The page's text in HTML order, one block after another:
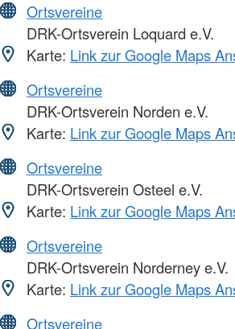
Ortsvereine
DRK-Ortsverein Loquard e.V.
Karte: Link zur Google Maps
Ortsvereine
DRK-Ortsverein Norden e.V.
Karte: Link zur Google Maps
Ortsvereine
DRK-Ortsverein Osteel e.V.
Karte: Link zur Google Maps
Ortsvereine
DRK-Ortsverein Norderney e.V.
Karte: Link zur Google Maps
Ortsvereine